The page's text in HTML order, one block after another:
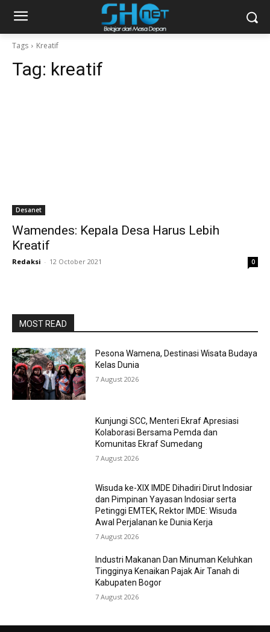
Tags Kreatif
Tag: kreatif
Desanet
Wamendes: Kepala Desa Harus Lebih
Kreatif
Redaksi - 12 October 2021 0
MOST READ
Pesona Wamena, Destinasi Wisata Budaya
Kelas Dunia
7 August 2026
Kunjungi SCC, Menteri Ekraf Apresiasi
Kolaborasi Bersama Pemda dan
Komunitas Ekraf Sumedang
7 August 2026
Wisuda ke-XIX IMDE Dihadiri Dirut Indosiar
dan Pimpinan Yayasan Indosiar serta
Petinggi EMTEK, Rektor IMDE: Wisuda
Awal Perjalanan ke Dunia Kerja
7 August 2026
Industri Makanan Dan Minuman Keluhkan
Tingginya Kenaikan Pajak Air Tanah di
Kabupaten Bogor
7 August 2026